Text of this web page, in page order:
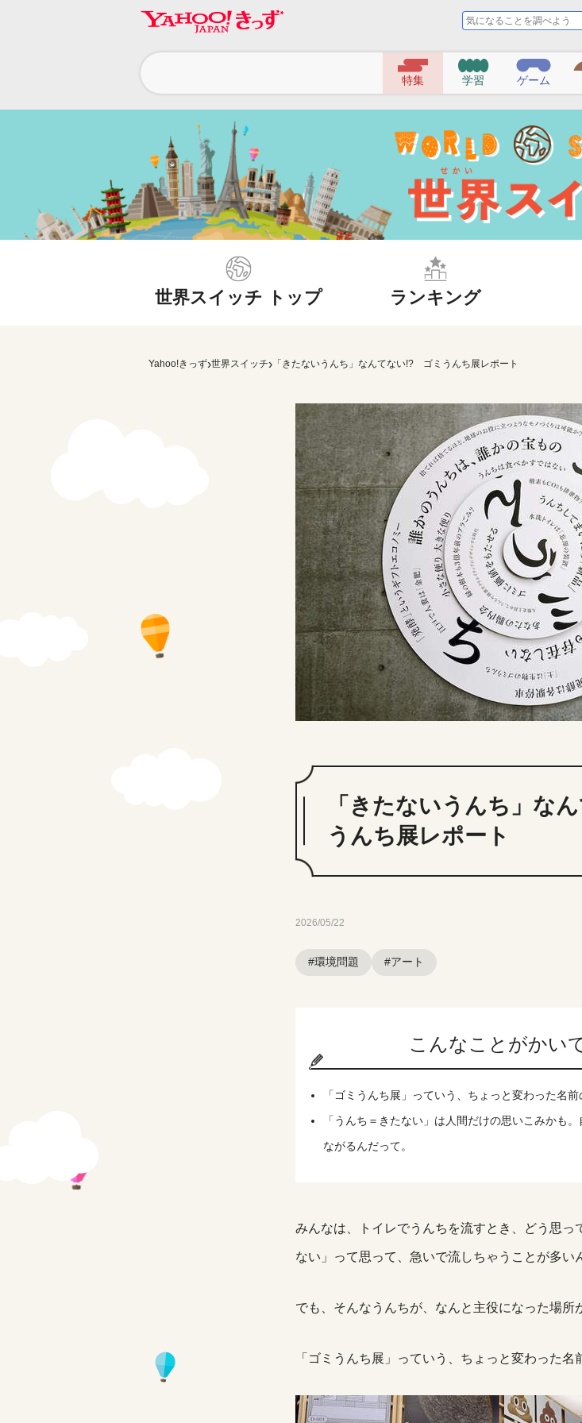
気
に
な
る
こ
調
べ
よ
う
ダ
ー
特集 学習 ゲーム
世界スイッチ トップ ランキング
Yahoo!きっず›世界スイッチ› 「きたないうんち」なんてない!? ゴミうんち展レポート
「きたないうんち」な
うんち展レポート
2026/05/22
#環境問題 #アート
こんなことがかい
「ゴミうんち展」っていう、ちょっと変わった名
「うんち＝きたない」は人間だけの思いこみかも
ながるんだって。
みんなは、トイレでうんちを流すとき、どう思
ない」って思って、急いで流しちゃうことが多い
でも、そんなうんちが、なんと主役になった場所
「ゴミうんち展」っていう、ちょっと変わった名